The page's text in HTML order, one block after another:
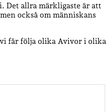
Det allra märkligaste är att
också om människans
får följa olika Avivor i olika